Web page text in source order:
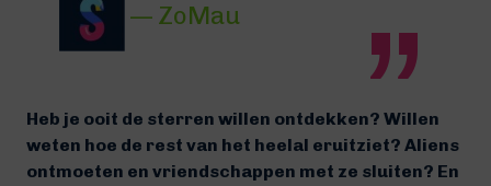
— ZoMau
Heb je ooit de sterren willen ontdekken? Willen
weten hoe de rest van het heelal eruitziet? Aliens
ontmoeten en vriendschappen met ze sluiten? En